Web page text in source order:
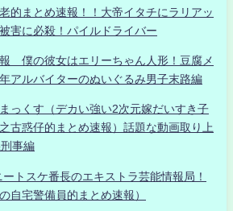
的まとめ速報！！大帝イタチにラリアッ
害に必殺！パイルドライバー
僕の彼女はエリーちゃん人形！豆腐メ
アルバイターのぬいぐるみ男子末路編
っくす（デカい強い2次元嫁だいすき子
古惑仔的まとめ速報）話題な動画取り上
事編
トスケ番長のエキストラ芸能情報局！
自宅警備員的まとめ速報）